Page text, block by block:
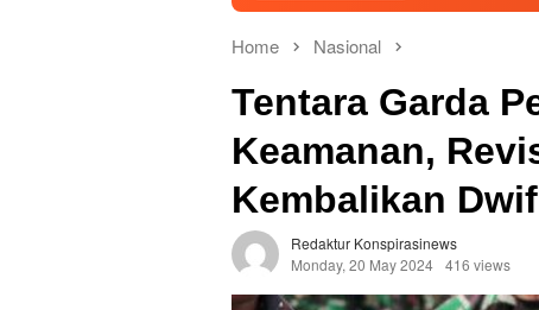
Home Nasional
Tentara Garda
Keamanan,
Kembalikan
Redaktur Konspirasinews
Monday, 20 May 2024 416 views